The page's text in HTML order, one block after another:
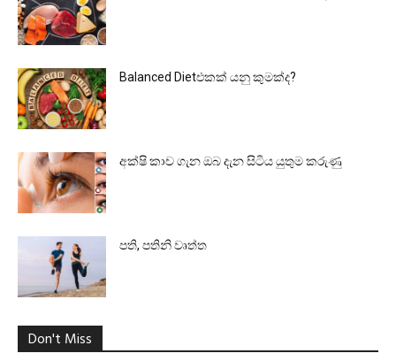
Balanced Dietඑකක් යනු කුමක්ද?
අක්ෂි කාච ගැන ඔබ දැන සිටිය යුතුම කරුණු
පති, පතිනි වෘත්ත
Don't Miss